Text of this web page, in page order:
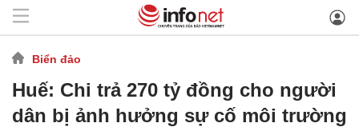
Biển đảo
Huế: Chi trả 270 tỷ đồng cho người
dân bị ảnh hưởng sự cố môi trường